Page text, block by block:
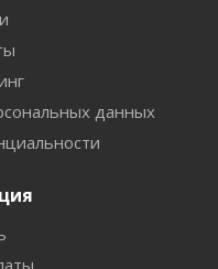
данных